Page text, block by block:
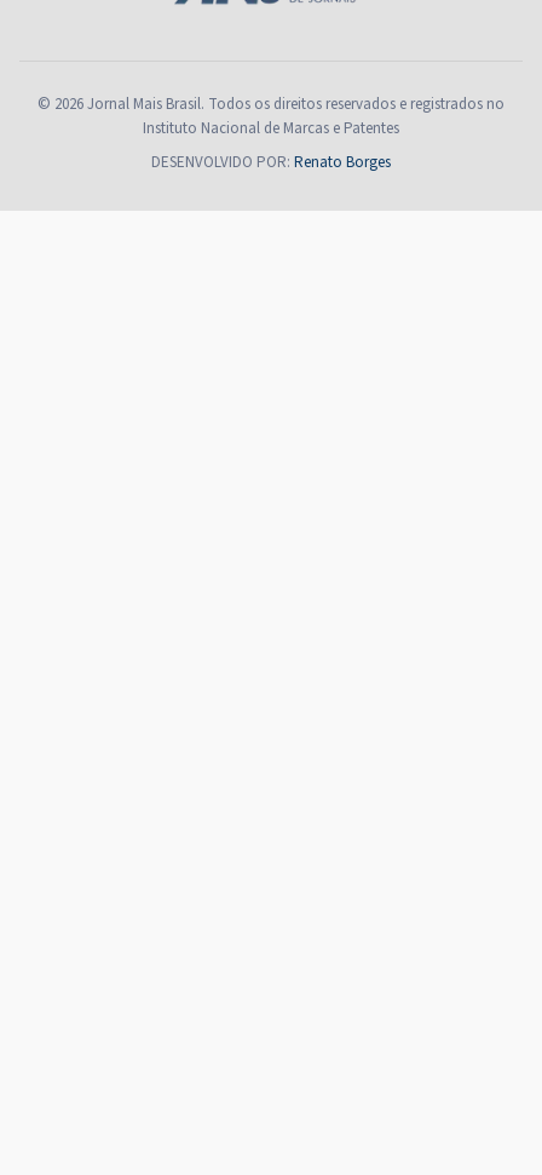
© 2026 Jornal Mais Brasil. Todos os direitos reservados e registrados no
Instituto Nacional de Marcas e Patentes
DESENVOLVIDO POR: Renato Borges